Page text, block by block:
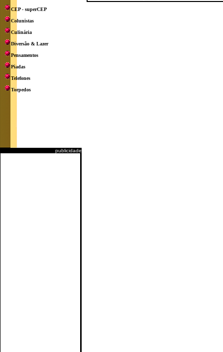
CEP - superCEP
Colunistas
Culinária
Diversão & Lazer
Pensamentos
Piadas
Telefones
Torpedos
publicidade